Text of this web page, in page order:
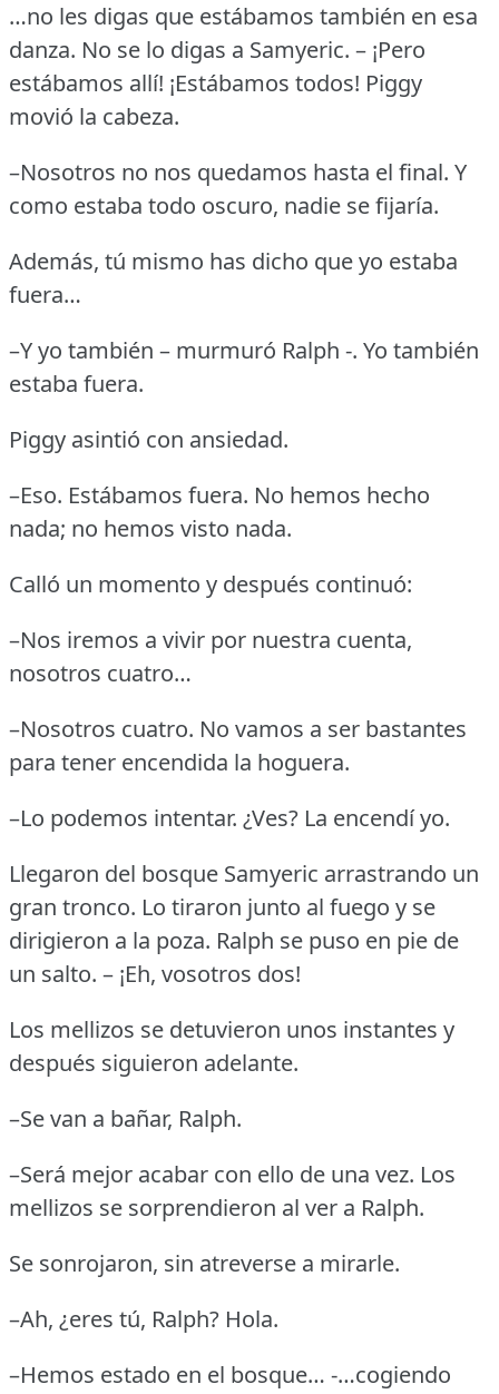
…no les digas que estábamos también en esa
danza. No se lo digas a Samyeric. – ¡Pero
estábamos allí! ¡Estábamos todos! Piggy
movió la cabeza.
–Nosotros no nos quedamos hasta el final. Y
como estaba todo oscuro, nadie se fijaría.
Además, tú mismo has dicho que yo estaba
fuera…
–Y yo también – murmuró Ralph -. Yo también
estaba fuera.
Piggy asintió con ansiedad.
–Eso. Estábamos fuera. No hemos hecho
nada; no hemos visto nada.
Calló un momento y después continuó:
–Nos iremos a vivir por nuestra cuenta,
nosotros cuatro…
–Nosotros cuatro. No vamos a ser bastantes
para tener encendida la hoguera.
–Lo podemos intentar. ¿Ves? La encendí yo.
Llegaron del bosque Samyeric arrastrando un
gran tronco. Lo tiraron junto al fuego y se
dirigieron a la poza. Ralph se puso en pie de
un salto. – ¡Eh, vosotros dos!
Los mellizos se detuvieron unos instantes y
después siguieron adelante.
–Se van a bañar, Ralph.
–Será mejor acabar con ello de una vez. Los
mellizos se sorprendieron al ver a Ralph.
Se sonrojaron, sin atreverse a mirarle.
–Ah, ¿eres tú, Ralph? Hola.
–Hemos estado en el bosque… -…cogiendo